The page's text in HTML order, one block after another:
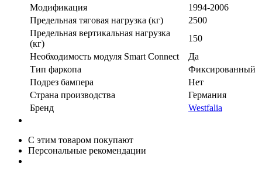
Модификация
1994-2006
Предельная тяговая нагрузка (кг)
2500
Предельная вертикальная нагрузка
(кг)
150
Необходимость модуля Smart Connect
Да
Тип фаркопа
Фиксированный
Подрез бампера
Нет
Страна производства
Германия
Бренд
Westfalia
С этим товаром покупают
Персональные рекомендации